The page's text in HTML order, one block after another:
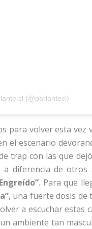
(@parlantecl)
para volver esta vez
el escenario
trap con las que
diferencia de otros
. Para que
, una fuerte dosis
a escuchar estas
ambiente tan